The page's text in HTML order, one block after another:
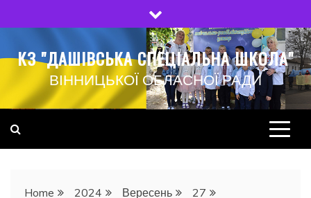
to
КЗ "ДАШІВСЬКА СПЕЦІАЛЬНА ШКОЛА"
ВІННИЦЬКОЇ ОБЛАСНОЇ РАДИ
Home 2024 Вересень
27